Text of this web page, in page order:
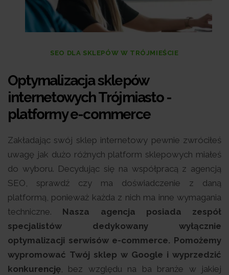
SEO DLA SKLEPÓW W TRÓJMIEŚCIE
Optymalizacja sklepów
internetowych Trójmiasto -
platformy e-commerce
Zakładając swój sklep internetowy pewnie zwróciłeś
uwagę jak dużo różnych platform sklepowych miałeś
do wyboru. Decydując się na współpracą z agencją
SEO, sprawdź czy ma doświadczenie z daną
platformą, ponieważ każda z nich ma inne wymagania
techniczne. Nasza agencja posiada zespół
specjalistów dedykowany wyłącznie
optymalizacji serwisów e-commerce. Pomożemy
wypromować Twój sklep w Google i wyprzedzić
konkurencję, bez względu na ba branże w jakiej